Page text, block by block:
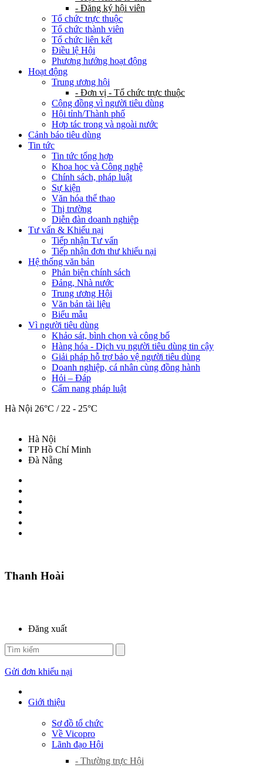
- Đăng ký hội viên
Tổ chức trực thuộc
Tổ chức thành viên
Tổ chức liên kết
Điều lệ Hội
Phương hướng hoạt động
Hoạt động
Trung ương hội
- Đơn vị - Tổ chức trực thuộc
Cộng đồng vì người tiêu dùng
Hội tỉnh/Thành phố
Hợp tác trong và ngoài nước
Cảnh báo tiêu dùng
Tin tức
Tin tức tổng hợp
Khoa học và Công nghệ
Chính sách, pháp luật
Sự kiện
Văn hóa thể thao
Thị trường
Diễn đàn doanh nghiệp
Tư vấn & Khiếu nại
Tiếp nhận Tư vấn
Tiếp nhận đơn thư khiếu nại
Hệ thống văn bản
Phản biện chính sách
Đảng, Nhà nước
Trung ương Hội
Văn bản tài liệu
Biểu mẫu
Vì người tiêu dùng
Khảo sát, bình chọn và công bố
Hàng hóa - Dịch vụ người tiêu dùng tin cậy
Giải pháp hỗ trợ bảo vệ người tiêu dùng
Doanh nghiệp, cá nhân cùng đồng hành
Hỏi – Đáp
Cẩm nang pháp luật
Hà Nội 26°C / 22 - 25°C
Hà Nội
TP Hồ Chí Minh
Đà Nẵng
Thanh Hoài
Đăng xuất
Gửi đơn khiếu nại
Giới thiệu
Sơ đồ tổ chức
Về Vicopro
Lãnh đạo Hội
- Thường trực Hội